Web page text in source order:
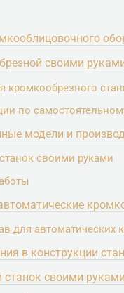
своими
кромкообрезного
по
модели и
своими руками
для автоматических
в конструкции
станок своими